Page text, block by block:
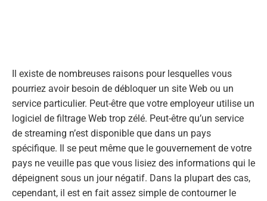
Il existe de nombreuses raisons pour lesquelles vous
pourriez avoir besoin de débloquer un site Web ou un
service particulier. Peut-être que votre employeur utilise un
logiciel de filtrage Web trop zélé. Peut-être qu’un service
de streaming n’est disponible que dans un pays
spécifique. Il se peut même que le gouvernement de votre
pays ne veuille pas que vous lisiez des informations qui le
dépeignent sous un jour négatif. Dans la plupart des cas,
cependant, il est en fait assez simple de contourner le